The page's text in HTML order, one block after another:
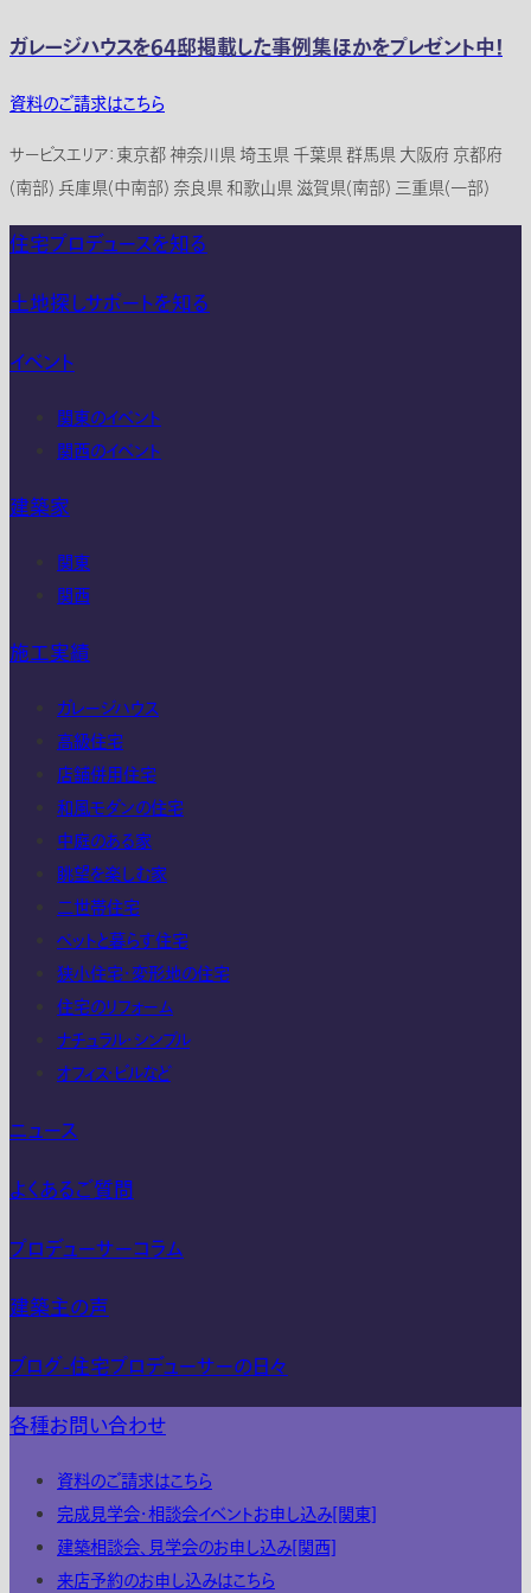
ガレージハウスを64邸掲載した事例集ほかをプレゼント中！
資料のご請求はこちら
サービスエリア：東京都 神奈川県 埼玉県 千葉県 群馬県 大阪府 京都府
(南部) 兵庫県(中南部) 奈良県 和歌山県 滋賀県(南部) 三重県(一部)
住宅プロデュースを知る
土地探しサポートを知る
イベント
関東のイベント
関西のイベント
建築家
関東
関西
施工実績
ガレージハウス
高級住宅
店舗併用住宅
和風モダンの住宅
中庭のある家
眺望を楽しむ家
二世帯住宅
ペットと暮らす住宅
狭小住宅・変形地の住宅
住宅のリフォーム
ナチュラル・シンプル
オフィス・ビルなど
ニュース
よくあるご質問
プロデューサーコラム
建築主の声
ブログ-住宅プロデューサーの日々
各種お問い合わせ
資料のご請求はこちら
完成見学会・相談会イベントお申し込み[関東]
建築相談会、見学会のお申し込み[関西]
来店予約のお申し込みはこちら